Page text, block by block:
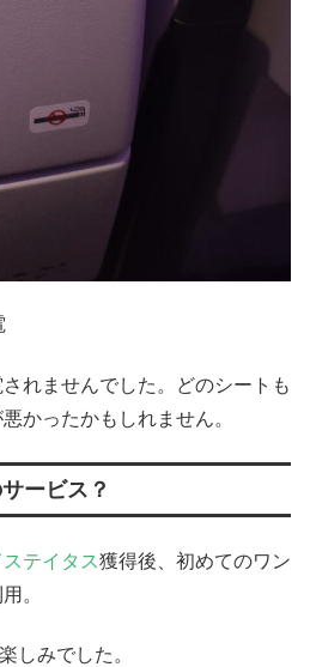
れませんでした。どのシートも
かったかもしれません。
ービス？
テイタス獲得後、初めてのワン
。
しみでした。